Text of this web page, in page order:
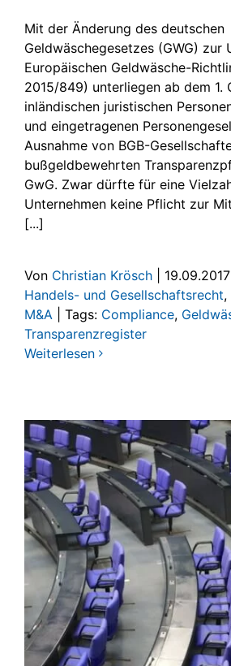
Mit der Änderung des deutschen
Geldwäschegesetzes (GWG) zur
Europäischen Geldwäsche-
2015/849) unterliegen ab dem 1.
inländischen juristischen
und eingetragenen
Ausnahme von BGB-
bußgeldbewehrten
GwG. Zwar dürfte für eine
Unternehmen keine Pflicht zur
[...]
Von Christian Krösch 19.09.2017
Handels- und Gesellschaftsrecht,
M&A
Tags: Compliance,
Transparenzregister
Weiterlesen